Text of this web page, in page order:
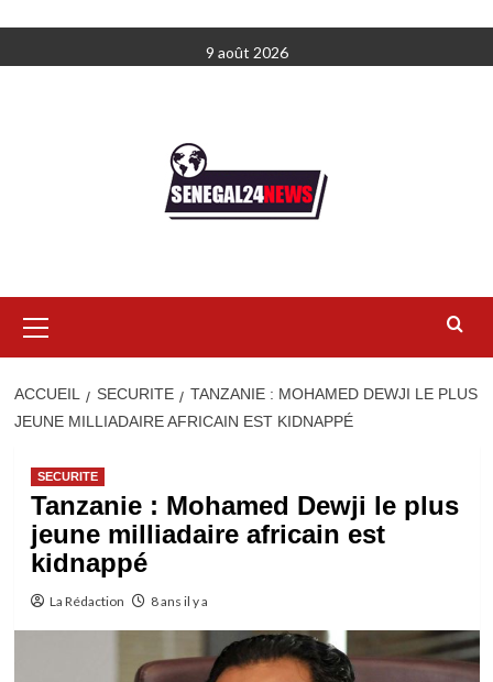
au
9 août 2026
principal
ACCUEIL SECURITE
TANZANIE : MOHAMED DEWJI LE PLUS
JEUNE MILLIADAIRE AFRICAIN EST KIDNAPPÉ
SECURITE
Tanzanie : Mohamed Dewji le plus
jeune milliadaire africain est
kidnappé
La Rédaction 8 ans il y a